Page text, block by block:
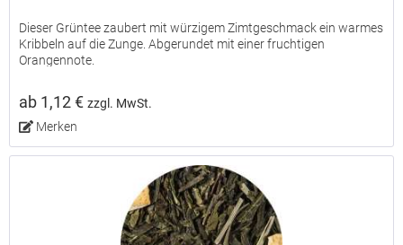
Dieser Grüntee zaubert mit würzigem Zimtgeschmack ein warmes
Kribbeln auf die Zunge. Abgerundet mit einer fruchtigen
Orangennote.
ab 1,12 €zzgl. MwSt.
Merken